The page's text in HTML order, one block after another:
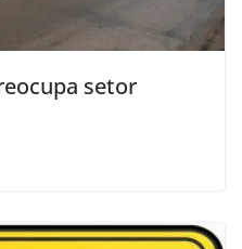
setor